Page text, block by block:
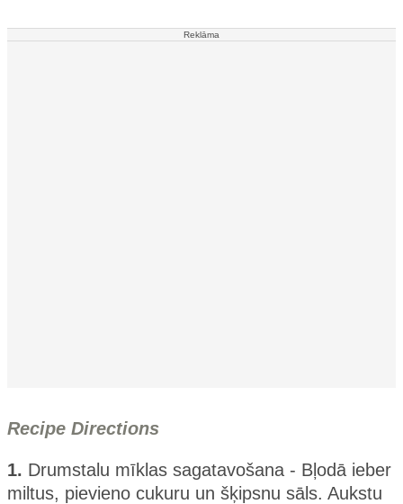
Reklāma
Recipe Directions
1. Drumstalu mīklas sagatavošana - Bļodā ieber
miltus, pievieno cukuru un šķipsnu sāls. Aukstu